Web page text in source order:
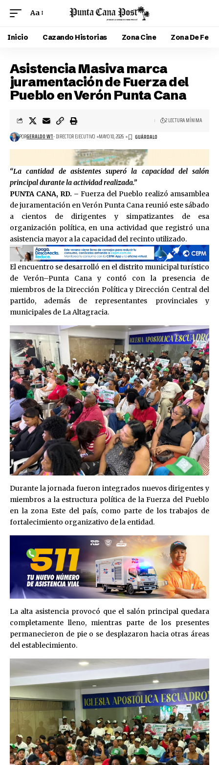
Aa
Inicio Cazando Historias Zona Cine Zona De Fe
Asistencia Masiva marca
juramentación de Fuerza del
Pueblo en Verón Punta Cana
PORGERALDO WT- DIRECTOR EJECUTIVO MAYO 10, 2026
2 LECTURA MÍNIMA
“La cantidad de asistentes superó la capacidad del salón
principal durante la actividad realizada.”
PUNTA CANA, RD. – Fuerza del Pueblo realizó amsamblea
de juramentación en Verón Punta Cana reunió este sábado
a cientos de dirigentes y simpatizantes de esa
organización política, en una actividad que registró una
asistencia mayor a la capacidad del recinto utilizado.
El encuentro se desarrolló en el distrito municipal turístico
de Verón–Punta Cana y contó con la presencia de
miembros de la Dirección Política y Dirección Central del
partido, además de representantes provinciales y
municipales de La Altagracia.
Durante la jornada fueron integrados nuevos dirigentes y
miembros a la estructura política de la Fuerza del Pueblo
en la zona Este del país, como parte de los trabajos de
fortalecimiento organizativo de la entidad.
La alta asistencia provocó que el salón principal quedara
completamente lleno, mientras parte de los presentes
permanecieron de pie o se desplazaron hacia otras áreas
del establecimiento.